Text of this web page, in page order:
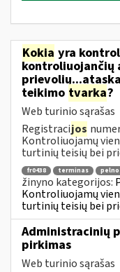
Kokia yra
kontroliuojančių
teikimo tvarka?
Web turinio sąrašas
Registracijos
Kontroliuojamų
turtinių teisių bei
fr0438 terminas
žinyno kategorijos:
Kontroliuojamų
turtinių teisių bei
Administracinių
pirkimas
Web turinio sąrašas